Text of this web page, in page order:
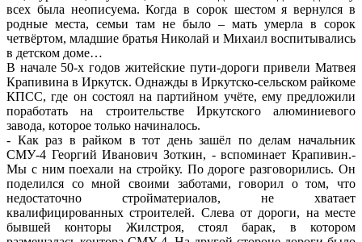
всех была неописуема. Когда в сорок шестом я вернулся в
родные места, семьи там не было – мать умерла в сорок
четвёртом, младшие братья Николай и Михаил воспитывались
в детском доме…
В начале 50-х годов житейские пути-дороги привели Матвея
Крапивина в Иркутск. Однажды в Иркутско-сельском райкоме
КПСС, где он состоял на партийном учёте, ему предложили
поработать на строительстве Иркутского алюминиевого
завода, которое только начиналось.
- Как раз в райком в тот день зашёл по делам начальник
СМУ-4 Георгий Иванович Зоткин, - вспоминает Крапивин.-
Мы с ним поехали на стройку. По дороге разговорились. Он
поделился со мной своими заботами, говорил о том, что
недостаточно стройматериалов, не хватает
квалифицированных строителей. Слева от дороги, на месте
бывшей конторы Жилстроя, стоял барак, в котором